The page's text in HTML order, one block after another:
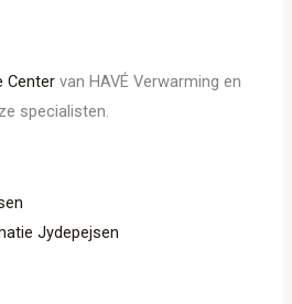
Center van HAVÉ Verwarming en
specialisten.
Jydepejsen